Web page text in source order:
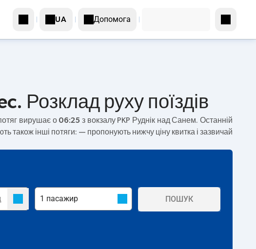
UA Допомога
Розклад руху поїздів
вирушає о 06:25 з вокзалу PKP Руднік над Санем. Останній
також інші потяги: — пропонують нижчу ціну квитка і зазвичай
ПОШУК